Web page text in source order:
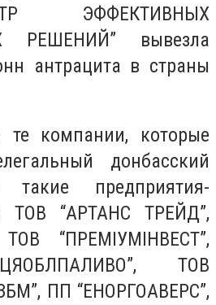
ЭФФЕКТИВНЫХ
РЕШЕНИЙ” вывезла
антрацита в страны
компании, которые
донбасский
такие предприятия-
ТОВ “АРТАНС ТРЕЙД”,
“ПРЕМІУМІНВЕСТ”,
ТОВ
ПП “ЕНОРГОАВЕРС”,